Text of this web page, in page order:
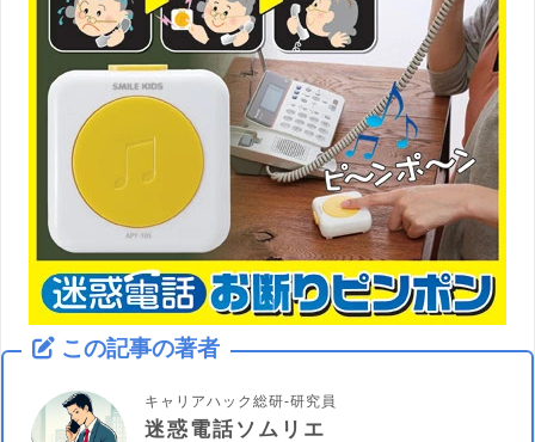
この記事の著者
キャリアハック総研-研究員
迷惑電話ソムリエ